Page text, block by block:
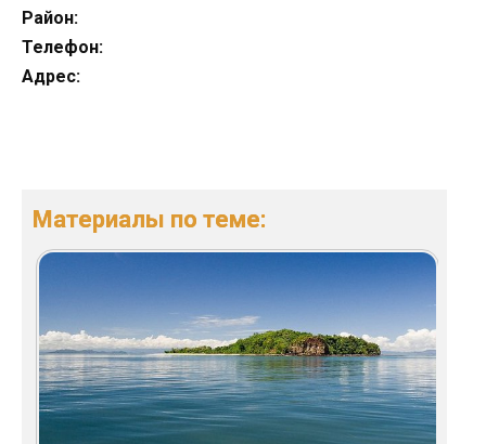
Район:
Телефон:
Адрес:
Материалы по теме: